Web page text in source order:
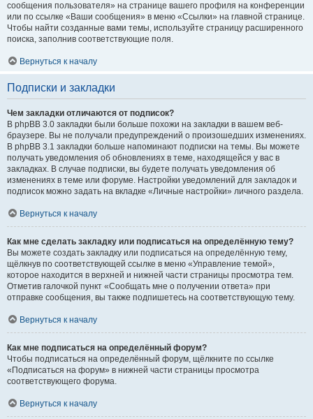
сообщения пользователя» на странице вашего профиля на конференции
или по ссылке «Ваши сообщения» в меню «Ссылки» на главной странице.
Чтобы найти созданные вами темы, используйте страницу расширенного
поиска, заполнив соответствующие поля.
Вернуться к началу
Подписки и закладки
Чем закладки отличаются от подписок?
В phpBB 3.0 закладки были больше похожи на закладки в вашем веб-
браузере. Вы не получали предупреждений о произошедших изменениях.
В phpBB 3.1 закладки больше напоминают подписки на темы. Вы можете
получать уведомления об обновлениях в теме, находящейся у вас в
закладках. В случае подписки, вы будете получать уведомления об
изменениях в теме или форуме. Настройки уведомлений для закладок и
подписок можно задать на вкладке «Личные настройки» личного раздела.
Вернуться к началу
Как мне сделать закладку или подписаться на определённую тему?
Вы можете создать закладку или подписаться на определённую тему,
щёлкнув по соответствующей ссылке в меню «Управление темой»,
которое находится в верхней и нижней части страницы просмотра тем.
Отметив галочкой пункт «Сообщать мне о получении ответа» при
отправке сообщения, вы также подпишетесь на соответствующую тему.
Вернуться к началу
Как мне подписаться на определённый форум?
Чтобы подписаться на определённый форум, щёлкните по ссылке
«Подписаться на форум» в нижней части страницы просмотра
соответствующего форума.
Вернуться к началу